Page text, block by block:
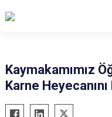
Adalar
Avcılar
Fatih
Kaymakamımız
Karne Heyecanını